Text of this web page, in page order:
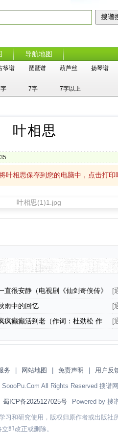
导航地图
筝谱 琵琶谱 葫芦丝 扬琴谱
7字 7字以上
叶相思
相思保存到您的电脑中，点击打印
直很安静（电视剧《仙剑奇侠传》
谱）
[
雨中的回忆 [
疯癫癫活到老（作词：杜劲松 作
[
务 网站地图 免责声明 用户反
All Rights Reserved 搜谱网
蜀ICP备2025127025号 Powered by 搜
习和研究使用，版权归原作者或出版社
即改正或删除。